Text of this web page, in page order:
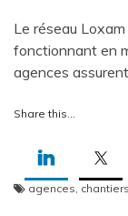
Le réseau
fonctionnant en
agences
Share this...
agences, chantiers